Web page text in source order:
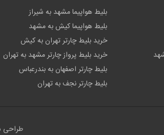
بلیط هواپیما مشهد به شیراز
بلیط هواپیما کیش به مشهد
خرید بلیط چارتر تهران به کیش
خرید بلیط پرواز چارتر مشهد به تهران
بلیط چارتر اصفهان به بندرعباس
بلیط چارتر نجف به تهران
طراحی